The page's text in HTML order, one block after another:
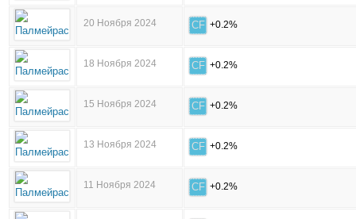
20 Ноября 2024 CF +0.2%
18 Ноября 2024 CF +0.2%
15 Ноября 2024 CF +0.2%
13 Ноября 2024 CF +0.2%
11 Ноября 2024 CF +0.2%